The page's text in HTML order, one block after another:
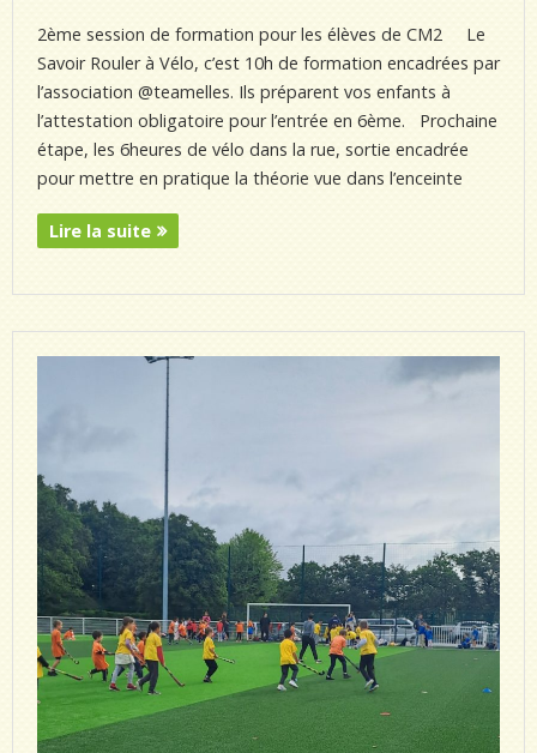
2ème session de formation pour les élèves de CM2 Le
Savoir Rouler à Vélo, c’est 10h de formation encadrées par
l’association @teamelles. Ils préparent vos enfants à
l’attestation obligatoire pour l’entrée en 6ème. Prochaine
étape, les 6heures de vélo dans la rue, sortie encadrée
pour mettre en pratique la théorie vue dans l’enceinte
Lire la suite